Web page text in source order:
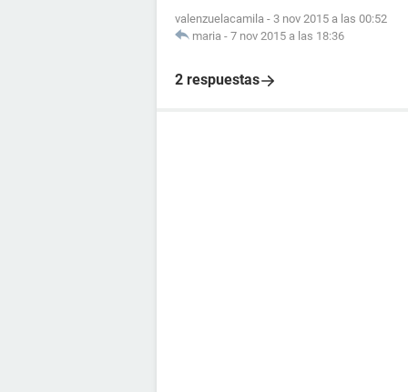
valenzuelacamila - 3 nov 2015 a las 00:52
maria - 7 nov 2015 a las 18:36
2 respuestas